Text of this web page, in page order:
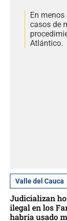
En
casos de
Atlántico.
Valle del Cauca
Judicializan
ilegal en los
habría usado